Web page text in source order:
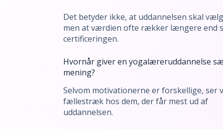
Det betyder ikke, at uddannelsen skal
men at værdien ofte rækker længere end
certificeringen.
Hvornår giver en yogalæreruddannelse
mening?
Selvom motivationerne er forskellige, ser
fællestræk hos dem, der får mest ud af
uddannelsen.